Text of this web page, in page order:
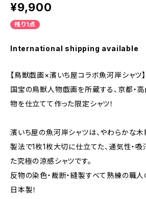
¥9,900
残り1点
International shipping available
【鳥獣戯画×濱いち屋コラボ魚河岸シャツ】
国宝の鳥獣人物戯画を所蔵する、京都・
物を仕立てて作った限定シャツ！
濱いち屋の魚河岸シャツは、やわらかな
製法で1枚1枚大切に仕立てた、通気性・吸
た究極の涼感シャツです。
反物の染色・裁断・縫製すべて熟練の職
日本製！